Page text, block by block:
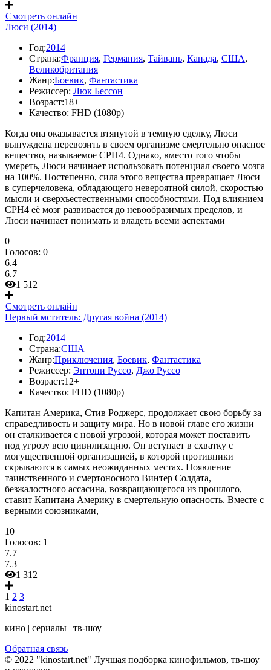
Смотреть онлайн
Люси (2014)
Год:2014
Страна:Франция, Германия, Тайвань, Канада, США,
Великобритания
Жанр:Боевик, Фантастика
Режиссер: Люк Бессон
Возраст:18+
Качество: FHD (1080p)
Когда она оказывается втянутой в темную сделку, Люси
вынуждена перевозить в своем организме смертельно опасное
вещество, называемое CPH4. Однако, вместо того чтобы
умереть, Люси начинает использовать потенциал своего мозга
на 100%. Постепенно, сила этого вещества превращает Люси
в суперчеловека, обладающего невероятной силой, скоростью
мысли и сверхъестественными способностями. Под влиянием
CPH4 её мозг развивается до невообразимых пределов, и
Люси начинает понимать и владеть всеми аспектами
0
Голосов: 0
6.4
6.7
1 512
Смотреть онлайн
Первый мститель: Другая война (2014)
Год:2014
Страна:США
Жанр:Приключения, Боевик, Фантастика
Режиссер: Энтони Руссо, Джо Руссо
Возраст:12+
Качество: FHD (1080p)
Капитан Америка, Стив Роджерс, продолжает свою борьбу за
справедливость и защиту мира. Но в новой главе его жизни
он сталкивается с новой угрозой, которая может поставить
под угрозу всю цивилизацию. Он вступает в схватку с
могущественной организацией, в которой противники
скрываются в самых неожиданных местах. Появление
таинственного и смертоносного Винтер Солдата,
безжалостного ассасина, возвращающегося из прошлого,
ставит Капитана Америку в смертельную опасность. Вместе с
верными союзниками,
10
Голосов: 1
7.7
7.3
1 312
1 2 3
kinostart.net
кино | сериалы | тв-шоу
Обратная связь
© 2022 "kinostart.net" Лучшая подборка кинофильмов, тв-шоу